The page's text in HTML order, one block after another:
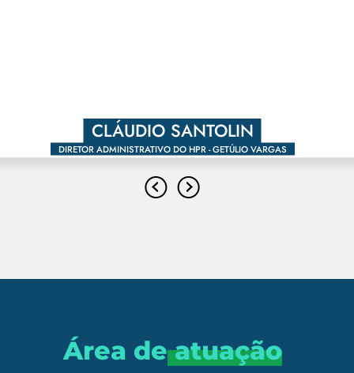
RAFAEL BARBOZA
ADMINISTRADOR DO HC DE NONOAI
CLÁUDIO SANTOLIN
DIRETOR ADMINISTRATIVO DO HPR - GETÚLIO VARGAS
MÁRCIO A. PIRES
DIRETOR EXE. DA FHSTE
Área deatuação